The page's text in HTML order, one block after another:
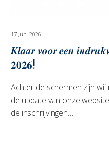
17 Juni 2026
𝑲𝒍𝒂𝒂𝒓 𝒗𝒐𝒐𝒓 𝒆𝒆𝒏
𝟐𝟎𝟐𝟔!
Achter de schermen zijn
de update van onze
de inschrijvingen…